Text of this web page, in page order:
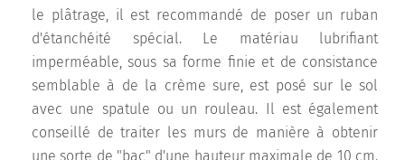
le plâtrage, il est recommandé de poser un ruban
d'étanchéité spécial. Le matériau lubrifiant
imperméable, sous sa forme finie et de consistance
semblable à de la crème sure, est posé sur le sol
avec une spatule ou un rouleau. Il est également
conseillé de traiter les murs de manière à obtenir
une sorte de "bac" d'une hauteur maximale de 10 cm.